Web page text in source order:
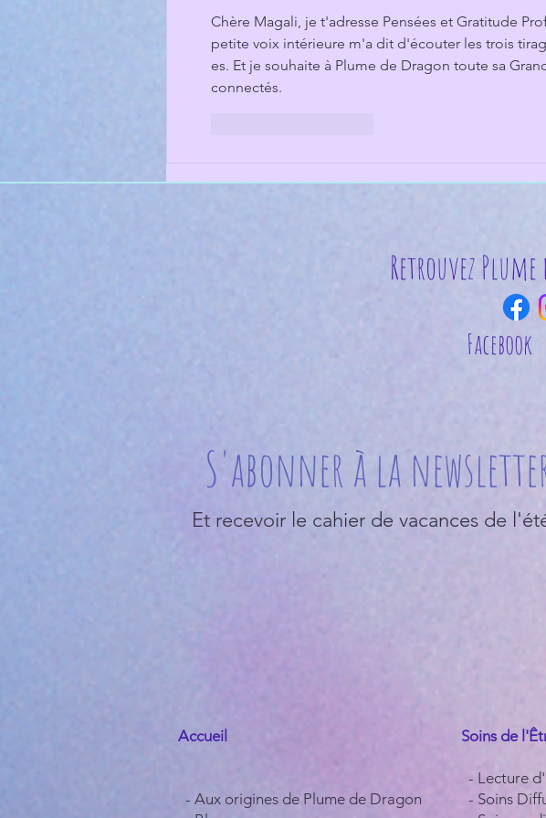
Chère Magali, je t'adresse Pensées et Gratitude
petite voix intérieure m'a dit d'écouter les trois
es. Et je souhaite à Plume de Dragon toute sa
connectés.
Retrouvez
Facebook
S'abonner à la
Et recevoir le cahier de vacances de
Accueil
- Aux origines de Plume de Dragon
Soins de
- Lecture
- Soins